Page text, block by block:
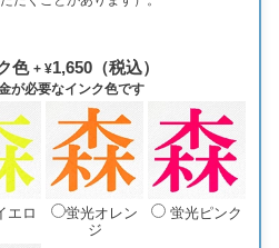
色 + ¥1,650（税込）
が必要なインク色です
エロ
蛍光オレン
ジ
蛍光ピンク